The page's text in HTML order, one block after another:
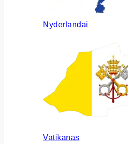
Nyderlandai
Vatikanas